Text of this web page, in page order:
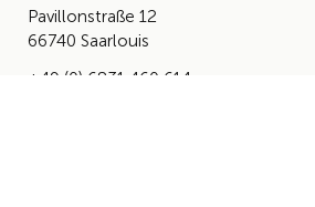
Pavillonstraße 12
66740 Saarlouis
+49 (0) 6831 460 614